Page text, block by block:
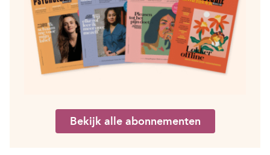
Bekijk alle abonnementen